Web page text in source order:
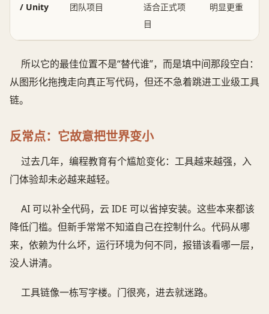
/ Unity
团队项目
适合正式项
目
明显更重
所以它的最佳位置不是“替代谁”，而是填中间那段空白：
从图形化拖拽走向真正写代码，但还不急着跳进工业级工具
链。
反常点：它故意把世界变小
过去几年，编程教育有个尴尬变化：工具越来越强，入
门体验却未必越来越轻。
AI 可以补全代码，云 IDE 可以省掉安装。这些本来都该
降低门槛。但新手常常不知道自己在控制什么。代码从哪
来，依赖为什么坏，运行环境为何不同，报错该看哪一层，
没人讲清。
工具链像一栋写字楼。门很亮，进去就迷路。